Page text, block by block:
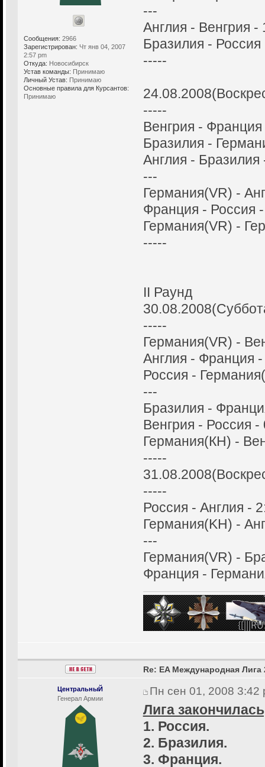
Сообщения: 2966
Зарегистрирован: Чт янв 04, 2007
2:57 pm
Откуда: Новосибирск
Устав команды: Принимаю
Личный Устав: Принимаю
Основные правила для Курсантов:
Принимаю
---
Англия - Венгрия -
Бразилия - Россия
-----
-----
Венгрия - Франция
Бразилия -
Англия - Бразилия
---
Германия(VR) -
Франция - Россия
Германия(VR) -
-----
II Раунд
-----
Германия(VR) -
Англия - Франция
Россия -
---
Бразилия -
Венгрия - Россия -
Германия(КН) -
-----
-----
Россия - Англия -
Германия(KH) -
---
Германия(VR) -
Франция -
ЦентральныЙ
Генерал Армии
Re: EA Международная Лига
Пн сен 01, 2008 3:42
Лига
1. Россия.
2. Бразилия.
3. Франция.